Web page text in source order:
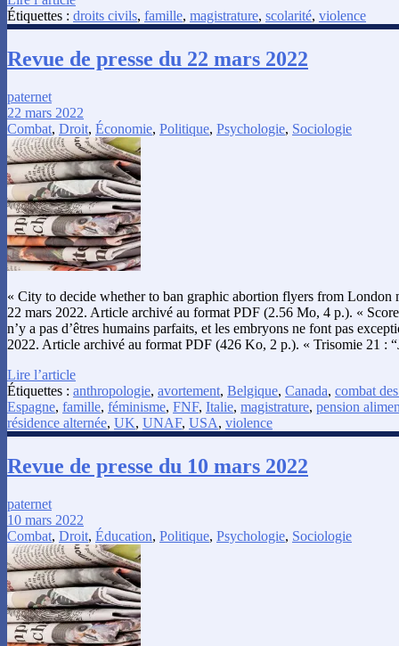
Étiquettes : droits civils, famille, magistrature, scolarité, violence
Revue de presse du 22 mars 2022
paternet
22 mars 2022
Combat, Droit, Économie, Politique, Psychologie, Sociologie
« City to decide whether to ban graphic abortion flyers from London
22 mars 2022. Article archivé au format PDF (2.56 Mo, 4 p.). «
n’y a pas d’êtres humains parfaits, et les embryons ne font pas
2022. Article archivé au format PDF (426 Ko, 2 p.). « Trisomie 21 :
Lire l’article
Étiquettes : anthropologie, avortement, Belgique, Canada, combat
Espagne, famille, féminisme, FNF, Italie, magistrature, pension
résidence alternée, UK, UNAF, USA, violence
Revue de presse du 10 mars 2022
paternet
10 mars 2022
Combat, Droit, Éducation, Politique, Psychologie, Sociologie